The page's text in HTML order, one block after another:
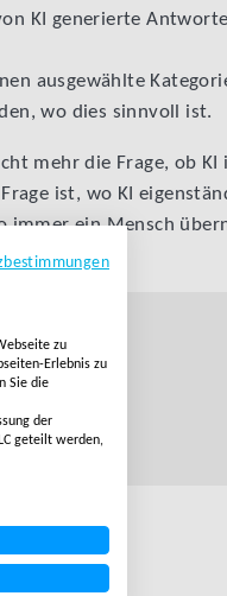
KI generierte
ausgewählte
wo dies sinnvoll ist.
mehr die Frage, ob KI
ist, wo KI
ein Mensch
zu
Erlebnis zu
Sie die
der
geteilt werden,